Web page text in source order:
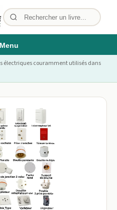
électriques couramment utilisés dans